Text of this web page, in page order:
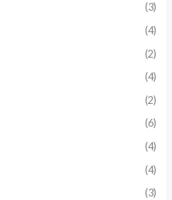
(3)
(4)
(2)
(4)
(2)
(6)
(4)
(4)
(3)